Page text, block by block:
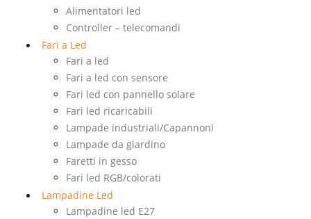
Alimentatori led
Controller – telecomandi
Fari a Led
Fari a led
Fari a led con sensore
Fari led con pannello solare
Fari led ricaricabili
Lampade industriali/Capannoni
Lampade da giardino
Faretti in gesso
Fari led RGB/colorati
Lampadine Led
Lampadine led E27